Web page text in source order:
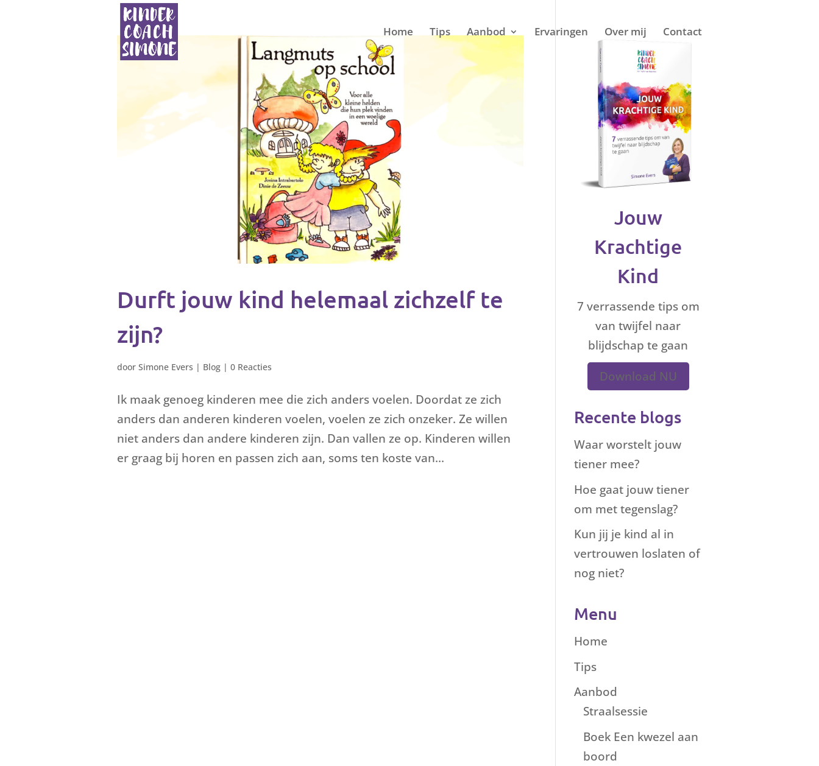
Home Tips Aanbod Ervaringen Over mij Contact
Durft jouw kind helemaal zichzelf te
zijn?
door Simone Evers | Blog | 0 Reacties
Ik maak genoeg kinderen mee die zich anders voelen. Doordat ze zich
anders dan anderen kinderen voelen, voelen ze zich onzeker. Ze willen
niet anders dan andere kinderen zijn. Dan vallen ze op. Kinderen willen
er graag bij horen en passen zich aan, soms ten koste van...
Jouw
Krachtige
Kind
7 verrassende tips om
van twijfel naar
blijdschap te gaan
Download NU
Recente blogs
Waar worstelt jouw
tiener mee?
Hoe gaat jouw tiener
om met tegenslag?
Kun jij je kind al in
vertrouwen loslaten of
nog niet?
Menu
Home
Tips
Aanbod
Straalsessie
Boek Een kwezel aan
boord